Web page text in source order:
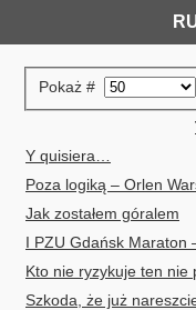
Pokaż #
Y quisiera…
Poza logiką – Orlen
Jak zostałem góralem
I PZU Gdańsk Maraton
Kto nie ryzykuje ten nie
Szkoda, że już